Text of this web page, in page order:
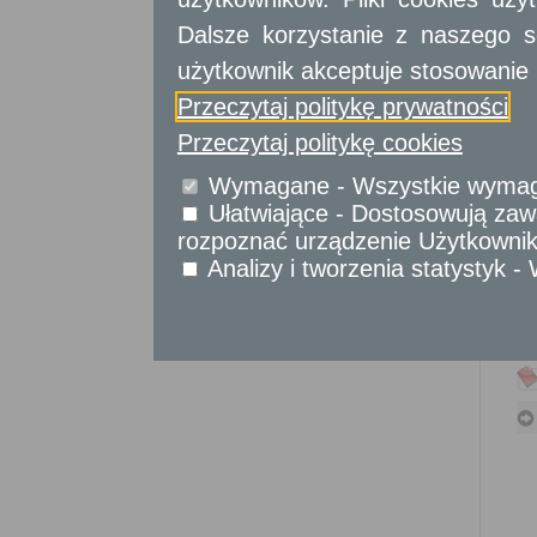
Udostępnianie informacji publicznej
Urząd Stanu Cywilnego
Usługi
dla przedsiębiorców
dla instytucji,
urzędów
Dalsze korzystanie z naszego
użytkownik akceptuje stosowanie
Przeczytaj politykę prywatności
Przeczytaj politykę cookies
Wymagane - Wszystkie
Ułatwiające - Dostosowują
rozpoznać urządzenie
Analizy i tworzenia statystyk -